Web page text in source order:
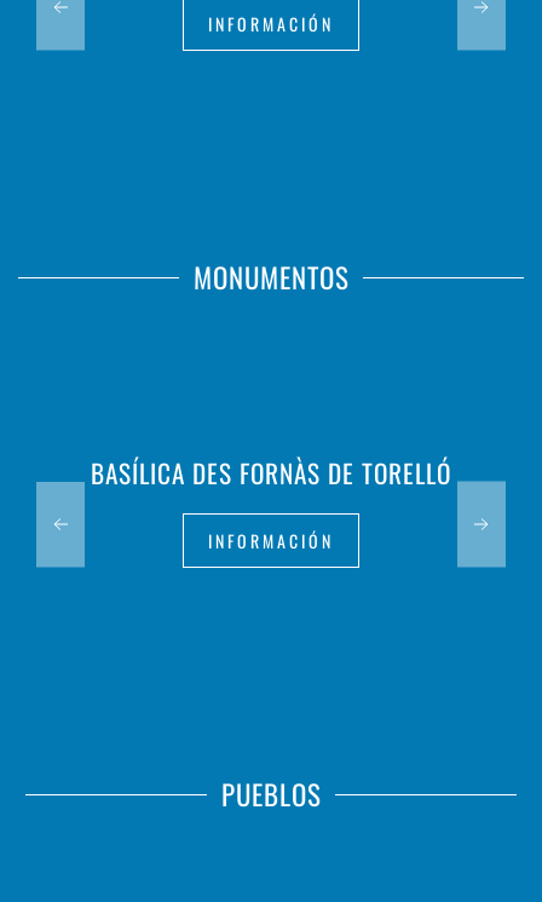
INFORMACIÓN
MONUMENTOS
BASÍLICA DES FORNÀS DE TORELLÓ
INFORMACIÓN
PUEBLOS